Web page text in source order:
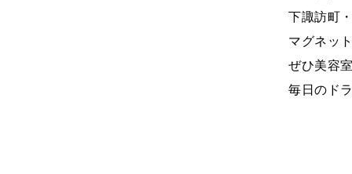
下諏訪町
マグネッ
ぜひ美容
毎日のド